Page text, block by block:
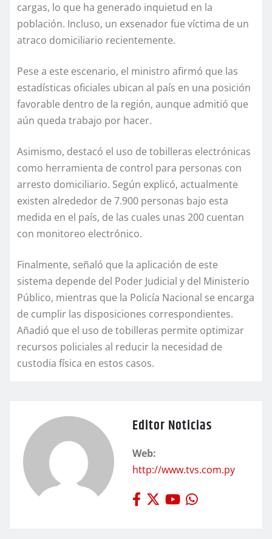
cargas, lo que ha generado inquietud en la
población. Incluso, un exsenador fue víctima de un
atraco domiciliario recientemente.
Pese a este escenario, el ministro afirmó que las
estadísticas oficiales ubican al país en una posición
favorable dentro de la región, aunque admitió que
aún queda trabajo por hacer.
Asimismo, destacó el uso de tobilleras electrónicas
como herramienta de control para personas con
arresto domiciliario. Según explicó, actualmente
existen alrededor de 7.900 personas bajo esta
medida en el país, de las cuales unas 200 cuentan
con monitoreo electrónico.
Finalmente, señaló que la aplicación de este
sistema depende del Poder Judicial y del Ministerio
Público, mientras que la Policía Nacional se encarga
de cumplir las disposiciones correspondientes.
Añadió que el uso de tobilleras permite optimizar
recursos policiales al reducir la necesidad de
custodia física en estos casos.
Editor Noticias
Web:
http://www.tvs.com.py